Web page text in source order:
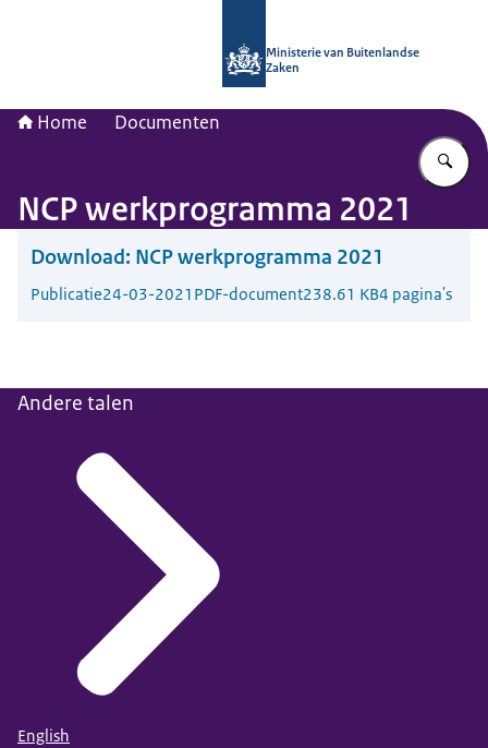
Ministerie van Buitenlandse
Zaken
Home Documenten
NCP werkprogramma 2021
Download: NCP werkprogramma 2021
Publicatie24-03-2021 PDF-document238.61 KB4 pagina's
Andere talen
English